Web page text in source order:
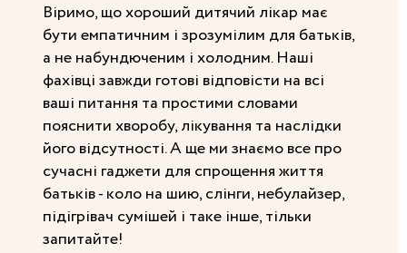
Віримо, що хороший дитячий лікар має
бути емпатичним і зрозумілим для батьків,
а не набундюченим і холодним. Наші
фахівці завжди готові відповісти на всі
ваші питання та простими словами
пояснити хворобу, лікування та наслідки
його відсутності. А ще ми знаємо все про
сучасні гаджети для спрощення життя
батьків - коло на шию, слінги, небулайзер,
підігрівач сумішей і таке інше, тільки
запитайте!